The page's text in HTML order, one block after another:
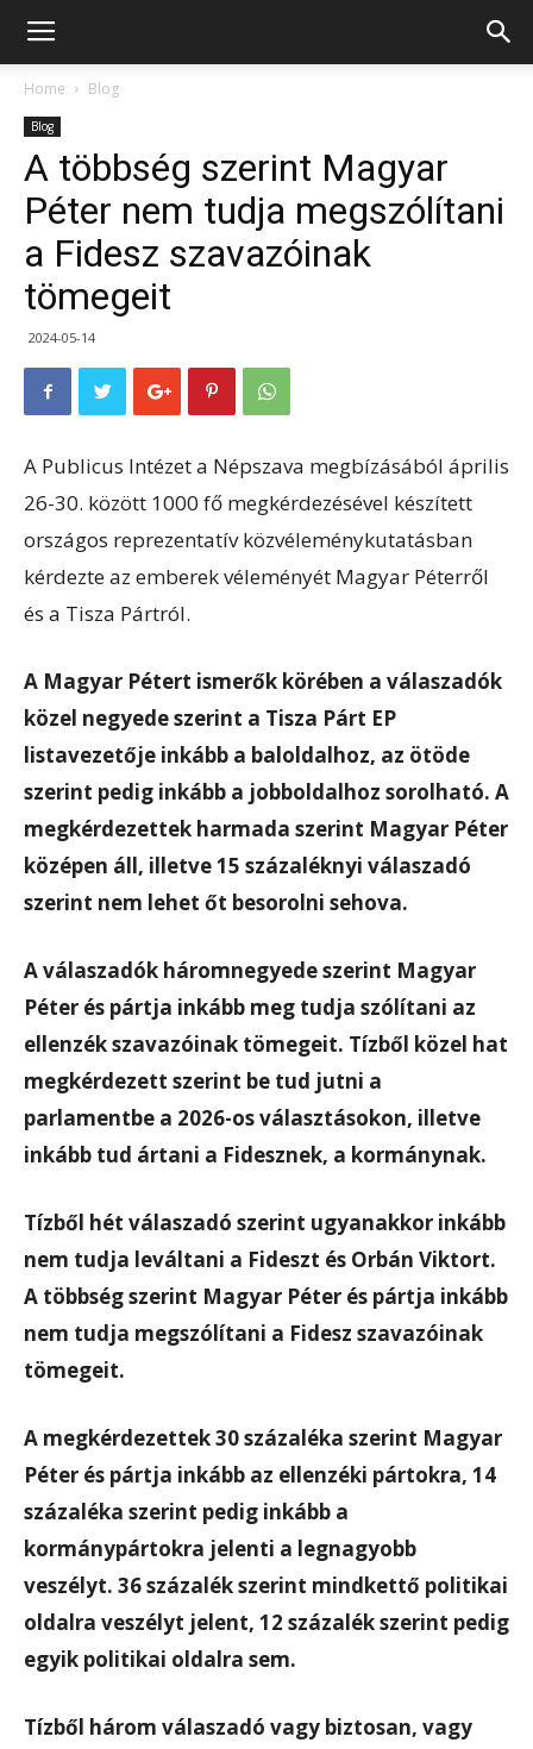
Home Blog
Blog
A többség szerint Magyar
Péter nem tudja megszólítani
a Fidesz szavazóinak
tömegeit
2024-05-14
A Publicus Intézet a Népszava megbízásából április
26-30. között 1000 fő megkérdezésével készített
országos reprezentatív közvéleménykutatásban
kérdezte az emberek véleményét Magyar Péterről
és a Tisza Pártról.
A Magyar Pétert ismerők körében a válaszadók
közel negyede szerint a Tisza Párt EP
listavezetője inkább a baloldalhoz, az ötöde
szerint pedig inkább a jobboldalhoz sorolható. A
megkérdezettek harmada szerint Magyar Péter
középen áll, illetve 15 százaléknyi válaszadó
szerint nem lehet őt besorolni sehova.
A válaszadók háromnegyede szerint Magyar
Péter és pártja inkább meg tudja szólítani az
ellenzék szavazóinak tömegeit. Tízből közel hat
megkérdezett szerint be tud jutni a
parlamentbe a 2026-os választásokon, illetve
inkább tud ártani a Fidesznek, a kormánynak.
Tízből hét válaszadó szerint ugyanakkor inkább
nem tudja leváltani a Fideszt és Orbán Viktort.
A többség szerint Magyar Péter és pártja inkább
nem tudja megszólítani a Fidesz szavazóinak
tömegeit.
A megkérdezettek 30 százaléka szerint Magyar
Péter és pártja inkább az ellenzéki pártokra, 14
százaléka szerint pedig inkább a
kormánypártokra jelenti a legnagyobb
veszélyt. 36 százalék szerint mindkettő politikai
oldalra veszélyt jelent, 12 százalék szerint pedig
egyik politikai oldalra sem.
Tízből három válaszadó vagy biztosan, vagy